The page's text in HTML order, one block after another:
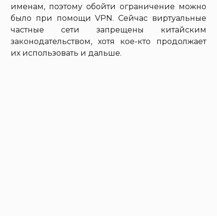
именам, поэтому обойти ограничение можно
было при помощи VPN. Сейчас виртуальные
частные сети запрещены китайским
законодательством, хотя кое-кто продолжает
их использовать и дальше.